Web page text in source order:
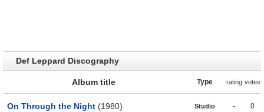
Def Leppard Discography
Album title Type rating votes
On Through the Night (1980) Studio - 0